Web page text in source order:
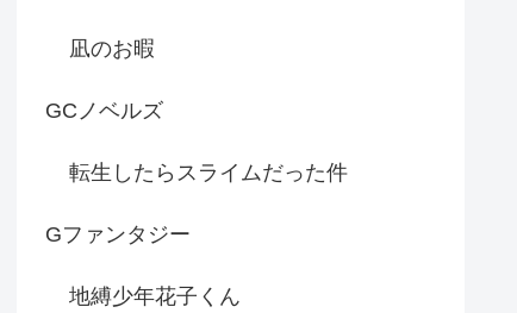
凪のお暇
GCノベルズ
転生したらスライムだった件
Gファンタジー
地縛少年花子くん